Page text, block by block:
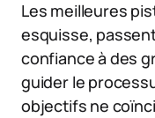
Les meilleures
esquisse,
confiance à des
guider le
objectifs ne